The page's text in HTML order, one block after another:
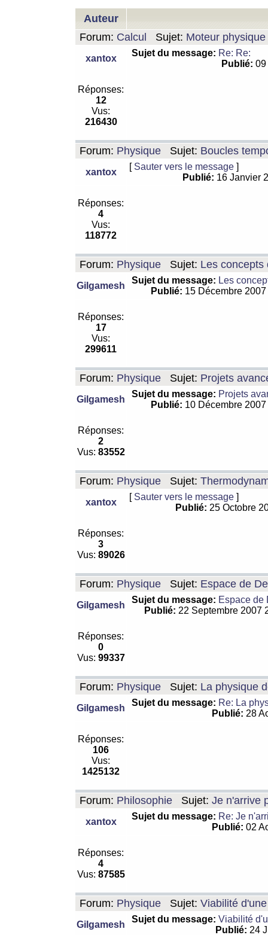
Auteur
Forum: Calcul Sujet: Moteur
xantox
Sujet du message: Re: Re:
Publié:
Réponses:
12
Vus:
216430
Forum: Physique Sujet: Boucles
xantox
[ Sauter vers le message ]
Publié: 16 Janvier
Réponses:
4
Vus:
118772
Forum: Physique Sujet: Les concepts
Gilgamesh
Sujet du message: Les
Publié: 15 Décembre
Réponses:
17
Vus:
299611
Forum: Physique Sujet: Projets
Gilgamesh
Sujet du message: Projets
Publié: 10 Décembre
Réponses:
2
Vus: 83552
Forum: Physique Sujet:
xantox
[ Sauter vers le message ]
Publié: 25 Octobre
Réponses:
3
Vus: 89026
Forum: Physique Sujet: Espace de
Gilgamesh
Sujet du message: Espace de
Publié: 22 Septembre 2007
Réponses:
0
Vus: 99337
Forum: Physique Sujet: La physique
Gilgamesh
Sujet du message: Re: La
Publié: 28
Réponses:
106
Vus:
1425132
Forum: Philosophie Sujet: Je n'arrive
xantox
Sujet du message: Re: Je
Publié: 02
Réponses:
4
Vus: 87585
Forum: Physique Sujet: Viabilité
Gilgamesh
Sujet du message: Viabilité
Publié: 24